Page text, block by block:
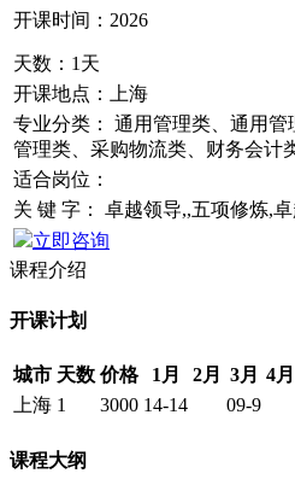
开课时间： 2026
天数： 1天
开课地点：
上海
专业分类：
通用管理类、通用管
管理类、采购物流类、财务会计
适合岗位：
关 键 字：
卓越领导,,五项修炼,
立即咨询
课程介绍
开课计划
城市 天数 价格 1月 2月 3月 4月
上海 1 3000 14-14 09-9
课程大纲